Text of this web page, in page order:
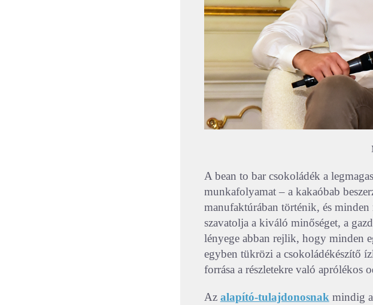
A bean to bar csokoládék a
munkafolyamat – a kakaóbab
manufaktúrában történik, és
szavatolja a kiváló minőséget, a
lényege abban rejlik, hogy minden
egyben tükrözi a csokoládékészítő
forrása a részletekre való aprólékos
Az alapító-tulajdonosnak mindig